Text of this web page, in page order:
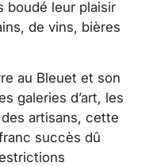
boudé leur plaisir
de vins, bières
au Bleuet et son
galeries d’art, les
artisans, cette
succès dû